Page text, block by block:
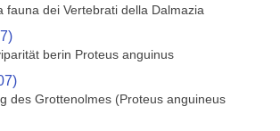
fauna dei Vertebrati della Dalmazia
berin Proteus anguinus
des Grottenolmes (Proteus anguineus